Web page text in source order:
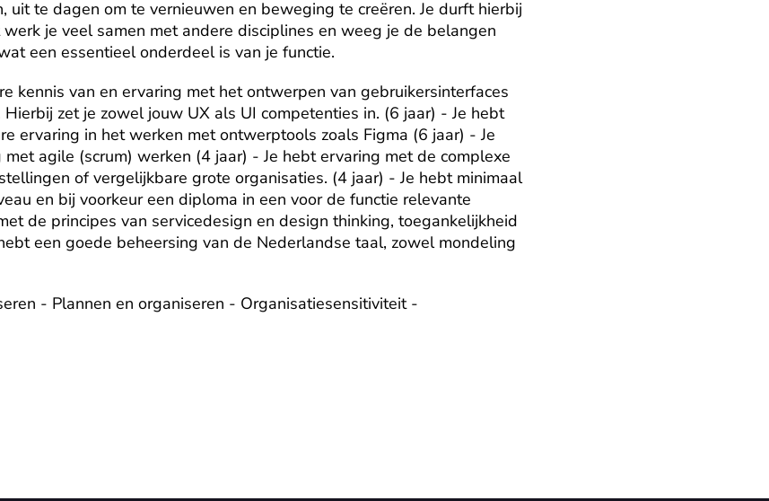
uit te dagen om te vernieuwen en beweging te creëren. Je durft hierbij
je veel samen met andere disciplines en weeg je de belangen
een essentieel onderdeel is van je functie.
kennis van en ervaring met het ontwerpen van gebruikersinterfaces
zet je zowel jouw UX als UI competenties in. (6 jaar) - Je hebt
ervaring in het werken met ontwerptools zoals Figma (6 jaar) - Je
agile (scrum) werken (4 jaar) - Je hebt ervaring met de complexe
of vergelijkbare grote organisaties. (4 jaar) - Je hebt minimaal
en bij voorkeur een diploma in een voor de functie relevante
de principes van servicedesign en design thinking, toegankelijkheid
een goede beheersing van de Nederlandse taal, zowel mondeling
- Plannen en organiseren - Organisatiesensitiviteit -